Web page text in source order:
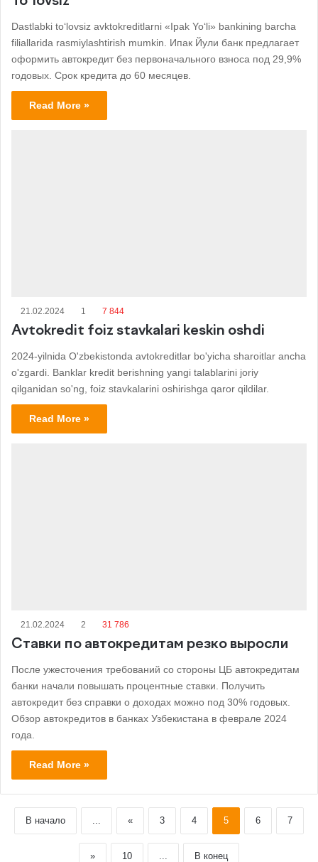
Dastlabki to‘lovsiz avktokreditlarni «Ipak Yo‘li» bankining barcha
filiallarida rasmiylashtirish mumkin. Ипак Йули банк предлагает
оформить автокредит без первоначального взноса под 29,9%
годовых. Срок кредита до 60 месяцев.
Read More »
21.02.2024 1 7 844
Avtokredit foiz stavkalari keskin oshdi
2024-yilnida O'zbekistonda avtokreditlar bo'yicha sharoitlar ancha
o'zgardi. Banklar kredit berishning yangi talablarini joriy
qilganidan so'ng, foiz stavkalarini oshirishga qaror qildilar.
Read More »
21.02.2024 2 31 786
Ставки по автокредитам резко выросли
После ужесточения требований со стороны ЦБ автокредитам
банки начали повышать процентные ставки. Получить
автокредит без справки о доходах можно под 30% годовых.
Обзор автокредитов в банках Узбекистана в феврале 2024
года.
Read More »
В начало « 3 4 5 6 7
» 10 В конец